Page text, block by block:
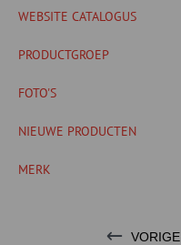
WEBSITE CATALOGUS
PRODUCTGROEP
FOTO'S
NIEUWE PRODUCTEN
MERK
VORIGE